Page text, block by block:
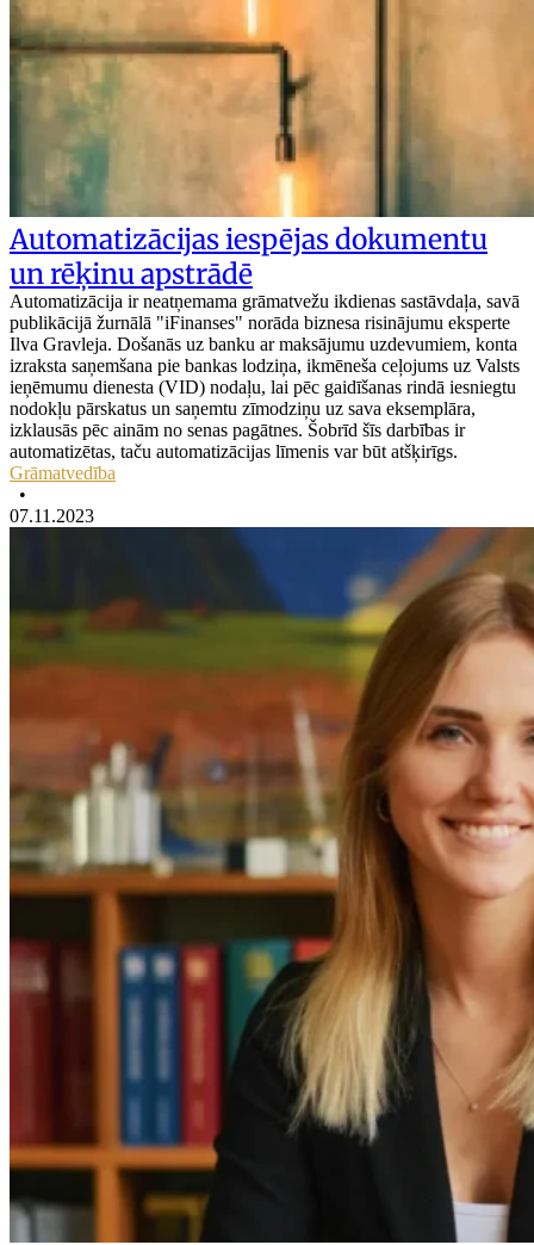
Automatizācijas iespējas dokumentu
un rēķinu apstrādē
Automatizācija ir neatņemama grāmatvežu ikdienas sastāvdaļa, savā
publikācijā žurnālā "iFinanses" norāda biznesa risinājumu eksperte
Ilva Gravleja. Došanās uz banku ar maksājumu uzdevumiem, konta
izraksta saņemšana pie bankas lodziņa, ikmēneša ceļojums uz Valsts
ieņēmumu dienesta (VID) nodaļu, lai pēc gaidīšanas rindā iesniegtu
nodokļu pārskatus un saņemtu zīmodziņu uz sava eksemplāra,
izklausās pēc ainām no senas pagātnes. Šobrīd šīs darbības ir
automatizētas, taču automatizācijas līmenis var būt atšķirīgs.
Grāmatvedība
•
07.11.2023